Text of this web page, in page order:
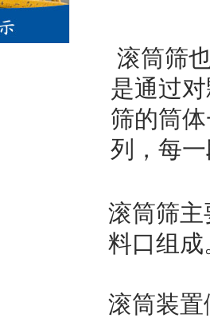
滚筒筛
是通过
筛的筒
列，每
滚筒筛
料口组成
滚筒装